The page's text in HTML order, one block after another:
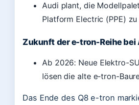
Audi plant, die
Platform Electric (PPE)
Zukunft der e-tron-Reihe bei
Ab 2026: Neue Elektro-
lösen die alte e-tron-
Das Ende des Q8 e-tron